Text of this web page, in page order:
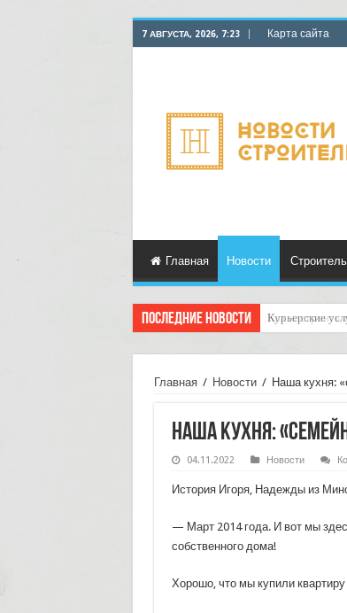
7 АВГУСТА, 2026, 7:23 Карта сайта
Главная Новости
Последние новости Как настроить
Главная / Новости / Наша кухня:
Наша кухня:
04.11.2022 Новости
История Игоря, Надежды из
— Март 2014 года. И вот мы
собственного дома!
Хорошо, что мы купили квартиру